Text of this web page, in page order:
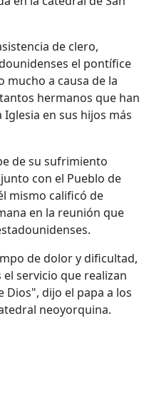
de clero,
el pontífice
a causa de la
hermanos que han
en sus hijos más
de su sufrimiento
con el Pueblo de
mismo calificó de
en la reunión que
de dolor y dificultad,
servicio que realizan
Dios", dijo el papa a los
neoyorquina.